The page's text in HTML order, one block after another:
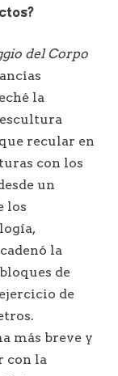
del Corpo
la
recular en
con los
un
los
la
de
de
más breve y
con la